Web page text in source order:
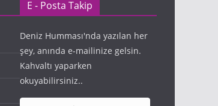
E - Posta Takip
Deniz Humması'nda yazılan her
şey, anında e-mailinize gelsin.
Kahvaltı yaparken
okuyabilirsiniz..